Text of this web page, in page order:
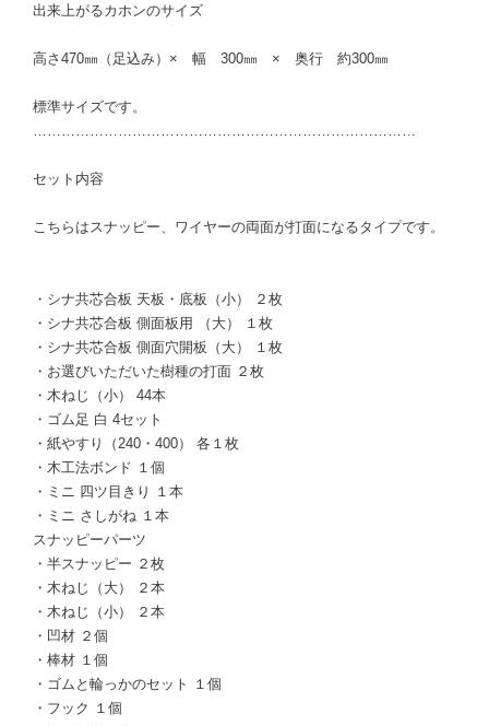
出来上がるカホンのサイズ
高さ470㎜（足込み）× 幅 300㎜ × 奥行 約300㎜
標準サイズです。
セット内容
こちらはスナッピー、ワイヤーの両面が打面になるタイプです。
・シナ共芯合板 天板・底板（小） ２枚
・シナ共芯合板 側面板用 （大） １枚
・シナ共芯合板 側面穴開板（大） １枚
・お選びいただいた樹種の打面 ２枚
・木ねじ（小） 44本
・ゴム足 白 4セット
・紙やすり（240・400） 各１枚
・木工法ボンド １個
・ミニ 四ツ目きり １本
・ミニ さしがね １本
スナッピーパーツ
・半スナッピー ２枚
・木ねじ（大） ２本
・木ねじ（小） ２本
・凹材 ２個
・棒材 １個
・ゴムと輪っかのセット １個
・フック １個